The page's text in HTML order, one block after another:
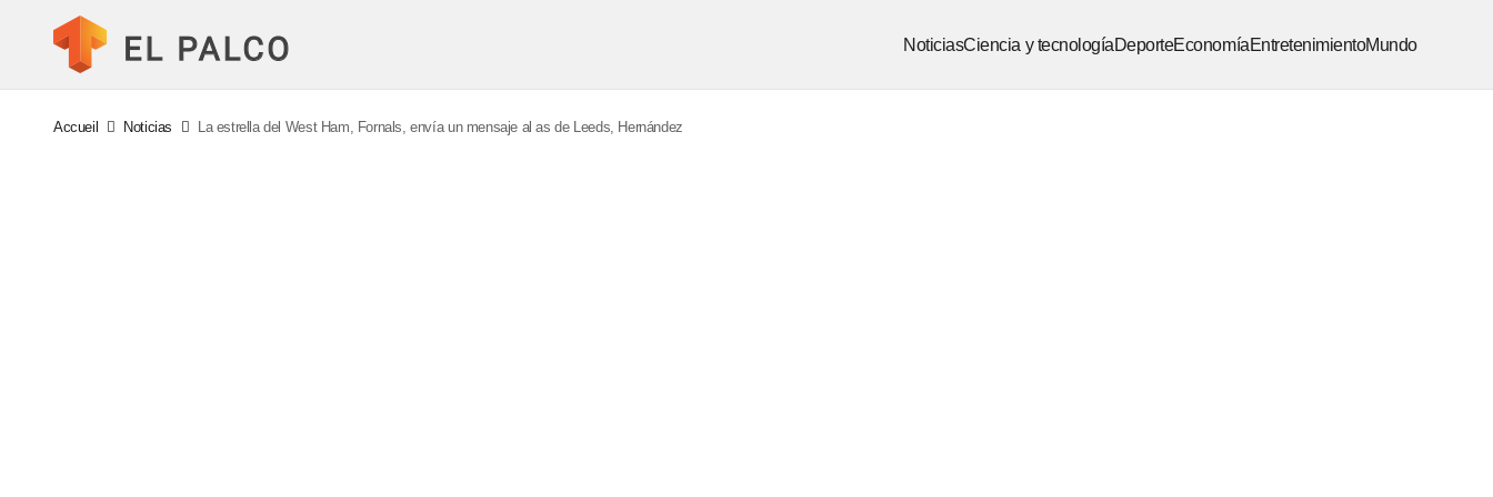
NoticiasCiencia y tecnologíaDeporteEconomíaEntretenimientoMundo
Accueil Noticias La estrella del West Ham, Fornals, envía un mensaje al as de Leeds, Hernández